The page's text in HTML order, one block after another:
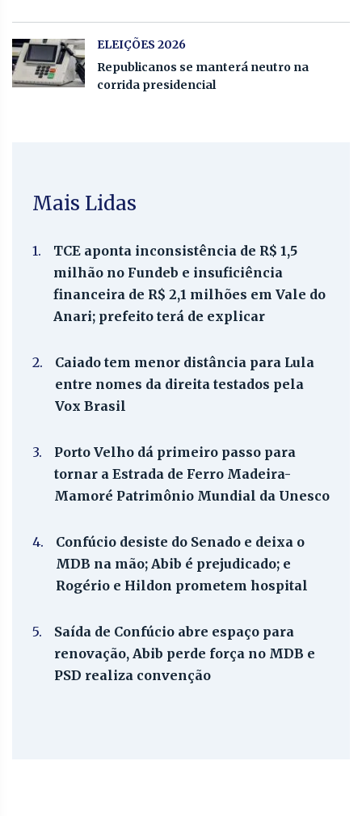
ELEIÇÕES 2026
Republicanos se manterá neutro na
corrida presidencial
Mais Lidas
1.
TCE aponta inconsistência de R$ 1,5
milhão no Fundeb e insuficiência
financeira de R$ 2,1 milhões em Vale do
Anari; prefeito terá de explicar
2.
Caiado tem menor distância para Lula
entre nomes da direita testados pela
Vox Brasil
3.
Porto Velho dá primeiro passo para
tornar a Estrada de Ferro Madeira-
Mamoré Patrimônio Mundial da Unesco
4.
Confúcio desiste do Senado e deixa o
MDB na mão; Abib é prejudicado; e
Rogério e Hildon prometem hospital
5.
Saída de Confúcio abre espaço para
renovação, Abib perde força no MDB e
PSD realiza convenção